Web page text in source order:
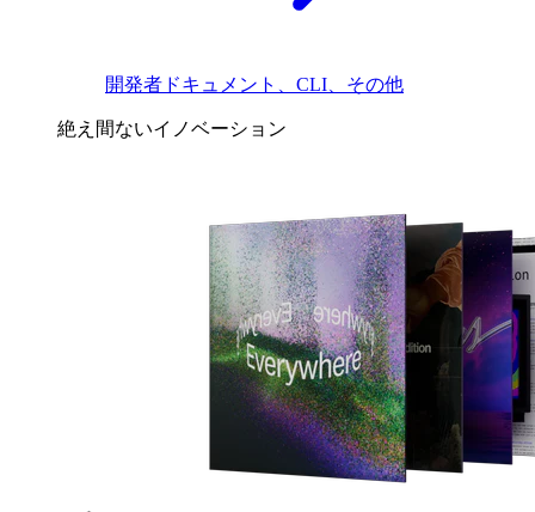
開発者ドキュメント、CLI、その他
絶え間ないイノベーション